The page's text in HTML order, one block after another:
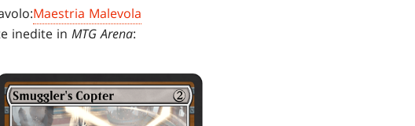
Maestria Malevola
inedite in MTG Arena: